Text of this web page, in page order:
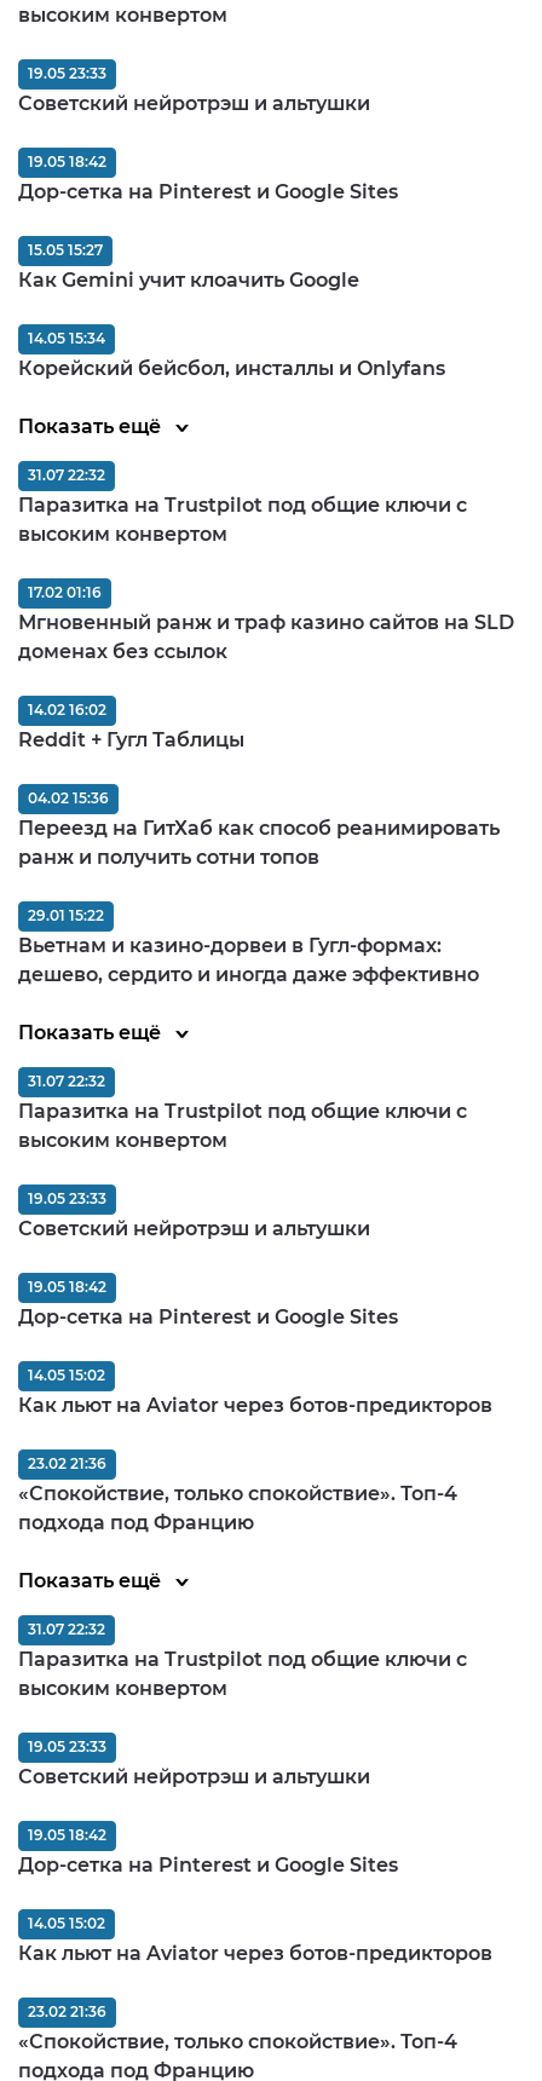
высоким конвертом
Советский нейротрэш и альтушки
19.05 23:33
Дор-сетка на Pinterest и Google Sites
19.05 18:42
Как Gemini учит клоачить Google
15.05 15:27
Корейский бейсбол, инсталлы и Onlyfans
14.05 15:34
Показать ещё
Паразитка на Trustpilot под общие ключи с
высоким конвертом
31.07 22:32
Мгновенный ранж и траф казино сайтов на SLD
доменах без ссылок
17.02 01:16
Reddit + Гугл Таблицы
14.02 16:02
Переезд на ГитХаб как способ реанимировать
ранж и получить сотни топов
04.02 15:36
Вьетнам и казино-дорвеи в Гугл-формах:
дешево, сердито и иногда даже эффективно
29.01 15:22
Показать ещё
Паразитка на Trustpilot под общие ключи с
высоким конвертом
31.07 22:32
Советский нейротрэш и альтушки
19.05 23:33
Дор-сетка на Pinterest и Google Sites
19.05 18:42
Как льют на Aviator через ботов-предикторов
14.05 15:02
«Спокойствие, только спокойствие». Топ-4
подхода под Францию
23.02 21:36
Показать ещё
Паразитка на Trustpilot под общие ключи с
высоким конвертом
31.07 22:32
Советский нейротрэш и альтушки
19.05 23:33
Дор-сетка на Pinterest и Google Sites
19.05 18:42
Как льют на Aviator через ботов-предикторов
14.05 15:02
«Спокойствие, только спокойствие». Топ-4
подхода под Францию
23.02 21:36